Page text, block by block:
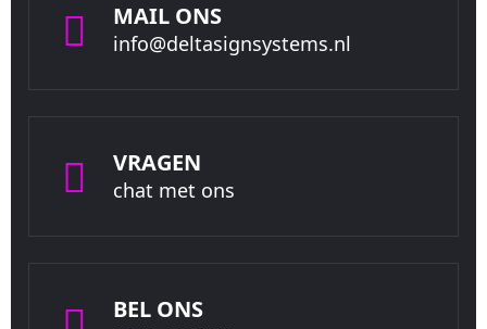
MAIL ONS
info@deltasignsystems.nl
VRAGEN
chat met ons
BEL ONS